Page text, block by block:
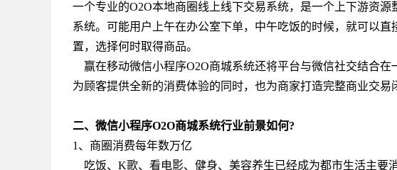
一个专业的O2O本地商圈线上线下交易系统，是一个上下游资
系统。可能用户上午在办公室下单，中午吃饭的时候，就可以
置，选择何时取得商品。
赢在移动微信小程序O2O商城系统还将平台与微信社交结合在
为顾客提供全新的消费体验的同时，也为商家打造完整商业交易
二、微信小程序O2O商城系统行业前景如何?
1、商圈消费每年数万亿
吃饭、K歌、看电影、健身、美容养生已经成为都市生活主要消